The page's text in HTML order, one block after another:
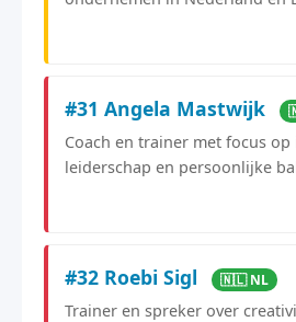
#31 Angela Mastwijk
Coach en trainer met focus
leiderschap en persoonlijke
#32 Roebi Sigl 🇳🇱 NL
Trainer en spreker over